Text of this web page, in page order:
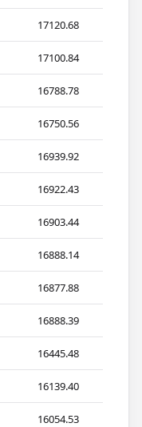
17120.68
17100.84
16788.78
16750.56
16939.92
16922.43
16903.44
16888.14
16877.88
16888.39
16445.48
16139.40
16054.53